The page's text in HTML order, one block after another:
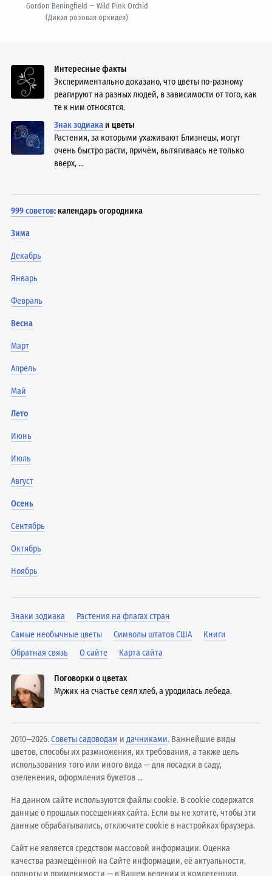
Gordon Beningfield — Wild Pink Orchid
(Дикая розовая орхидея)
Интересные факты
Экспериментально доказано, что цветы по-разному
реагируют на разных людей, в зависимости от того, как
те к ним относятся.
Знак зодиака и цветы
Растения, за которыми ухаживают Близнецы, могут
очень быстро расти, причём, вытягиваясь не только
вверх, ...
999 советов: календарь огородника
Зима
Декабрь
Январь
Февраль
Весна
Март
Апрель
Май
Лето
Июнь
Июль
Август
Осень
Сентябрь
Октябрь
Ноябрь
Знаки зодиака
Растения на флагах стран
Самые необычные цветы
Символы штатов США
Книги
Обратная связь
О сайте Карта сайта
Поговорки о цветах
Мужик на счастье сеял хлеб, а уродилась лебеда.
2010—2026.Советы садоводам идачниками. Важнейшие виды
цветов, способы их размножения, их требования, а также цель
использования того или иного вида — для посадки в саду,
озеленения, оформления букетов ...
На данном сайте используются файлы cookie. В cookie содержатся
данные о прошлых посещениях сайта. Если вы не хотите, чтобы эти
данные обрабатывались, отключите cookie в настройках браузера.
Сайт не является средством массовой информации. Оценка
качества размещённой на Сайте информации, её актуальности,
полноты и применимости — в Вашем ведении и компетенции.